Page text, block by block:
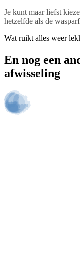
Je kunt maar liefst
hetzelfde als de
Wat ruikt alles weer
En nog een
afwisseling